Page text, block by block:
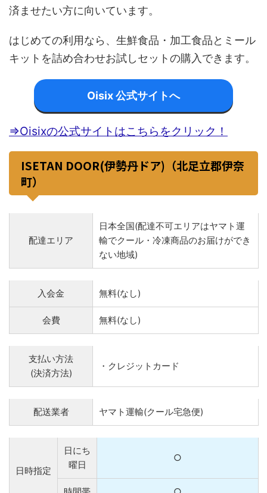
済ませたい方に向いています。
はじめての利用なら、生鮮食品・加工食品とミール
キットを詰め合わせお試しセットの購入できます。
Oisix 公式サイトへ
⇒Oisixの公式サイトはこちらをクリック！
ISETAN DOOR(伊勢丹ドア)（北足立郡伊奈
町）
配達エリア
日本全国(配達不可エリアはヤマト運
輸でクール・冷凍商品のお届けができ
ない地域)
入会金 無料(なし)
会費 無料(なし)
支払い方法
(決済方法)
・クレジットカード
配送業者 ヤマト運輸(クール宅急便)
日時指定
日にち
曜日
○